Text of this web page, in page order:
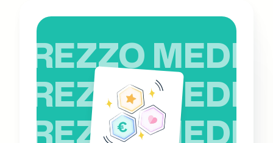
PREZZO MEDIO
PREZZO MEDIO
PREZZO MEDIO